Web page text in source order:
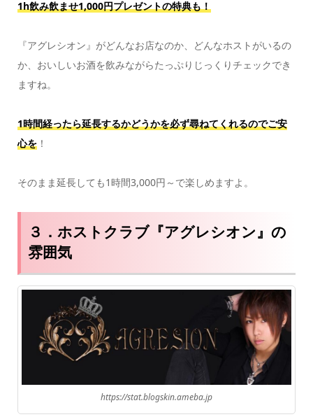
1h飲み飲ませ1,000円プレゼントの特典も！
『アグレシオン』がどんなお店なのか、どんなホストがいるの
か、おいしいお酒を飲みながらたっぷりじっくりチェックでき
ますね。
1時間経ったら延長するかどうかを必ず尋ねてくれるのでご安
心を！
そのまま延長しても1時間3,000円～で楽しめますよ。
３．ホストクラブ『アグレシオン』の
雰囲気
https://stat.blogskin.ameba.jp